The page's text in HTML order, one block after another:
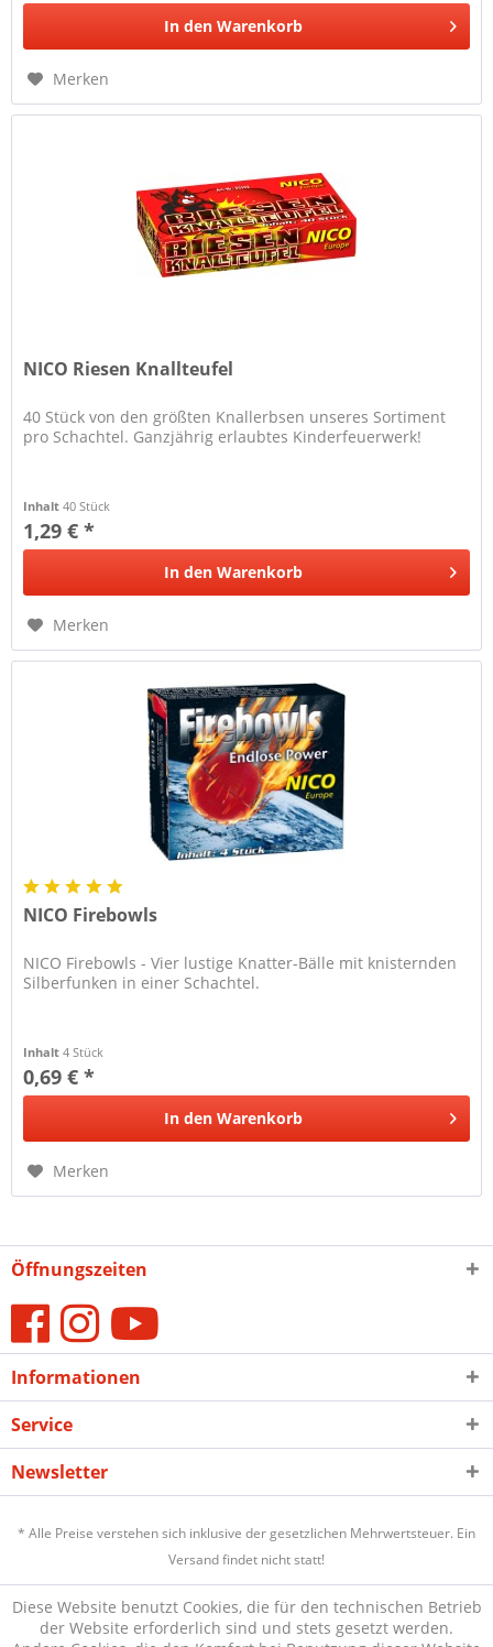
In den Warenkorb
Merken
NICO Riesen Knallteufel
40 Stück von den größten Knallerbsen unseres Sortiment
pro Schachtel. Ganzjährig erlaubtes Kinderfeuerwerk!
Inhalt40 Stück
1,29 € *
In den Warenkorb
Merken
NICO Firebowls
NICO Firebowls - Vier lustige Knatter-Bälle mit knisternden
Silberfunken in einer Schachtel.
Inhalt4 Stück
0,69 € *
In den Warenkorb
Merken
Öffnungszeiten
Informationen
Service
Newsletter
* Alle Preise verstehen sich inklusive der gesetzlichen Mehrwertsteuer. Ein
Versand findet nicht statt!
Diese Website benutzt Cookies, die für den technischen Betrieb
der Website erforderlich sind und stets gesetzt werden.